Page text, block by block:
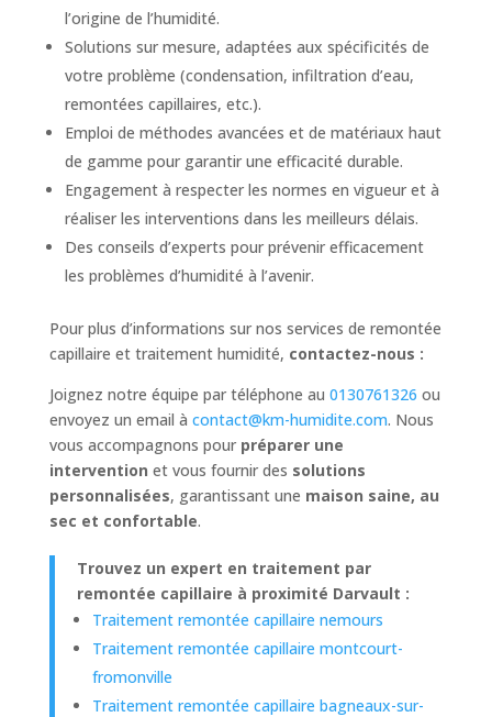
l’origine de l’humidité.
Solutions sur mesure, adaptées aux spécificités de
votre problème (condensation, infiltration d’eau,
remontées capillaires, etc.).
Emploi de méthodes avancées et de matériaux haut
de gamme pour garantir une efficacité durable.
Engagement à respecter les normes en vigueur et à
réaliser les interventions dans les meilleurs délais.
Des conseils d’experts pour prévenir efficacement
les problèmes d’humidité à l’avenir.
Pour plus d’informations sur nos services de remontée
capillaire et traitement humidité, contactez-nous :
Joignez notre équipe par téléphone au 0130761326 ou
envoyez un email à contact@km-humidite.com. Nous
vous accompagnons pour préparer une
intervention et vous fournir des solutions
personnalisées, garantissant une maison saine, au
sec et confortable.
Trouvez un expert en traitement par
remontée capillaire à proximité Darvault :
Traitement remontée capillaire nemours
Traitement remontée capillaire montcourt-
fromonville
Traitement remontée capillaire bagneaux-sur-